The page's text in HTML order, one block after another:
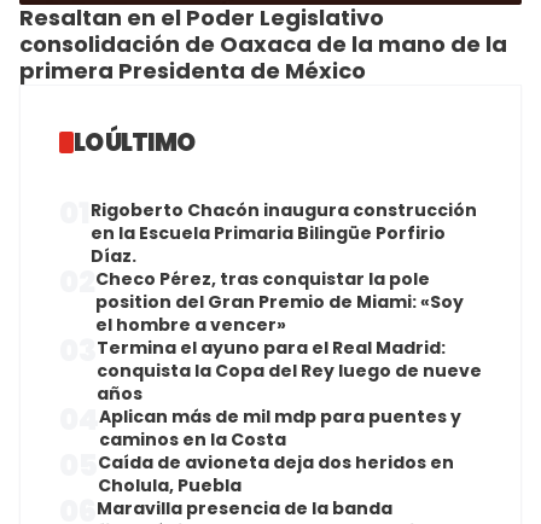
Resaltan en el Poder Legislativo
consolidación de Oaxaca de la mano de la
primera Presidenta de México
LO ÚLTIMO
Rigoberto Chacón inaugura construcción
en la Escuela Primaria Bilingüe Porfirio
Díaz.
Checo Pérez, tras conquistar la pole
position del Gran Premio de Miami: «Soy
el hombre a vencer»
Termina el ayuno para el Real Madrid:
conquista la Copa del Rey luego de nueve
años
Aplican más de mil mdp para puentes y
caminos en la Costa
Caída de avioneta deja dos heridos en
Cholula, Puebla
Maravilla presencia de la banda